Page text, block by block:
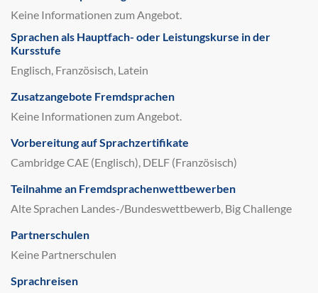
Keine Informationen zum Angebot.
Sprachen als Hauptfach- oder Leistungskurse in der
Kursstufe
Englisch, Französisch, Latein
Zusatzangebote Fremdsprachen
Keine Informationen zum Angebot.
Vorbereitung auf Sprachzertifikate
Cambridge CAE (Englisch), DELF (Französisch)
Teilnahme an Fremdsprachenwettbewerben
Alte Sprachen Landes-/Bundeswettbewerb, Big Challenge
Partnerschulen
Keine Partnerschulen
Sprachreisen